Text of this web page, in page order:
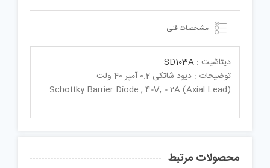
مشخصات فنی
دیتاشیت : SD103A
توضیحات : دیود شاتکی 0.2 آمپر 40 ولت
Schottky Barrier Diode ; 40V, 0.2A (Axial Lead)
محصولات مرتبط